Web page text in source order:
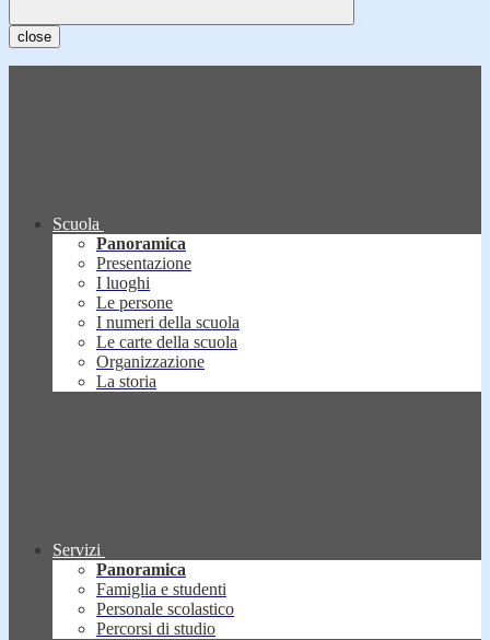
close
Scuola
Panoramica
Presentazione
I luoghi
Le persone
I numeri della scuola
Le carte della scuola
Organizzazione
La storia
Servizi
Panoramica
Famiglia e studenti
Personale scolastico
Percorsi di studio